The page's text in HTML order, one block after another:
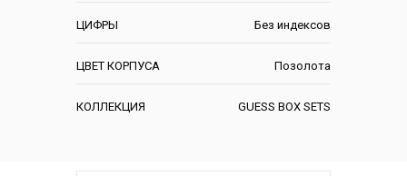
ЦИФРЫ Без индексов
ЦВЕТ КОРПУСА Позолота
КОЛЛЕКЦИЯ GUESS BOX SETS